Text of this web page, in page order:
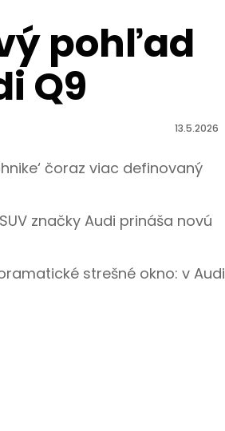
pohľad
Q9
13.5.2026
čoraz viac definovaný
značky Audi prináša novú
strešné okno: v Audi